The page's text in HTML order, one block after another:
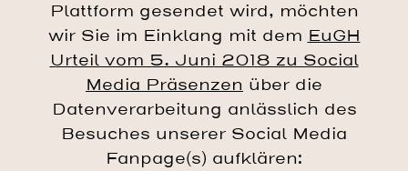
Plattform gesendet wird, möchten
wir Sie im Einklang mit dem EuGH
Urteil vom 5. Juni 2018 zu Social
Media Präsenzen über die
Datenverarbeitung anlässlich des
Besuches unserer Social Media
Fanpage(s) aufklären: